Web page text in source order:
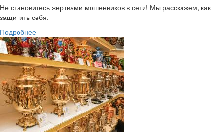
Не становитесь жертвами мошенников в сети! Мы расскажем, как
защитить себя.
Подробнее